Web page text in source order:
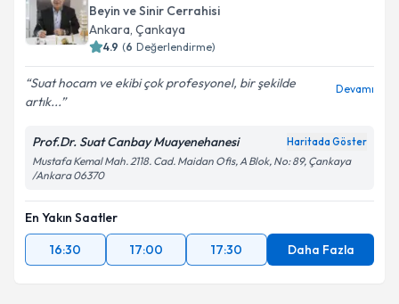
Beyin ve Sinir Cerrahisi
Ankara, Çankaya
4.9 (6 Değerlendirme)
Suat hocam ve ekibi çok profesyonel, bir şekilde
artık...
Devamı
Prof.Dr. Suat Canbay Muayenehanesi Haritada Göster
Mustafa Kemal Mah. 2118. Cad. Maidan Ofis, A Blok, No: 89, Çankaya
/Ankara 06370
En Yakın Saatler
16:30
17:00 17:30 Daha Fazla